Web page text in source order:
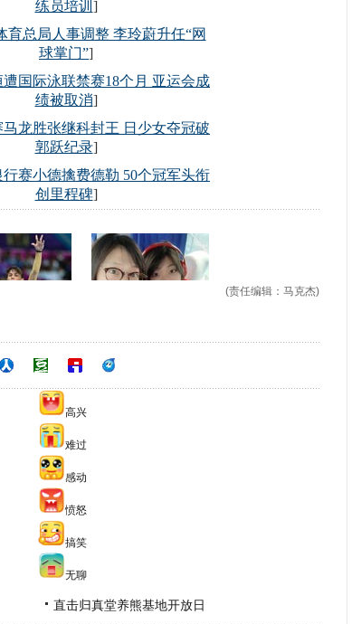
(责任编辑：马克杰)
高兴
难过
感动
愤怒
搞笑
无聊
直击归真堂养熊基地开放日